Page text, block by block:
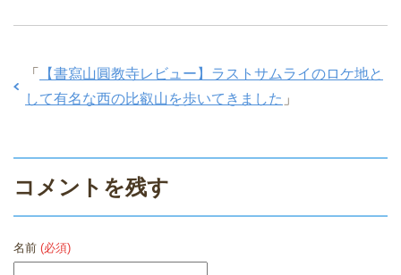
「
【書寫山圓教寺レビュー】ラストサムライのロケ地と
して有名な西の比叡山を歩いてきました 」
コメントを残す
名前 (必須)